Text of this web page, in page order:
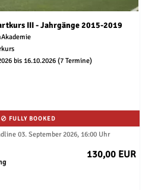
III - Jahrgänge 2015-2019
bis 16.10.2026 (7 Termine)
FULLY BOOKED
03. September 2026, 16:00 Uhr
130,00 EUR